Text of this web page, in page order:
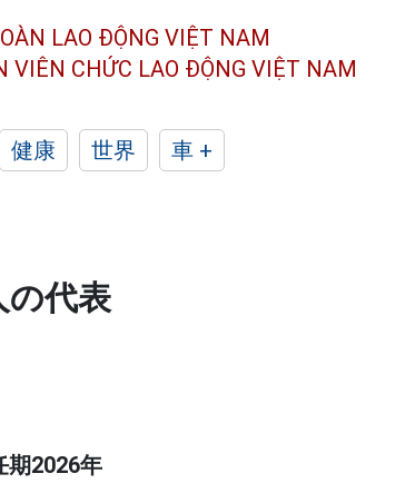
LAO ĐỘNG VIỆT NAM
VIÊN CHỨC LAO ĐỘNG VIỆT NAM
健康 世界
車 +
の代表
期2026年